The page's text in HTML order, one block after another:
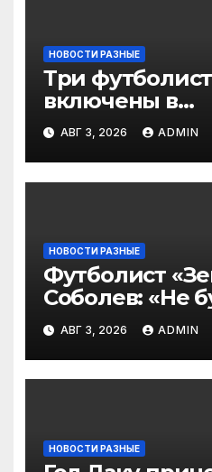
НОВОСТИ РАЗНЫЕ
Три
включены в
2‑го тура РПЛ
подписчиков
ПРЕМЬЕР
АВГ 3, 2026 ADMIN
НОВОСТИ РАЗНЫЕ
Футболист
Соболев: «Не
— в Оренбурге
тяжело играть»
АВГ 3, 2026 ADMIN
НОВОСТИ РАЗНЫЕ